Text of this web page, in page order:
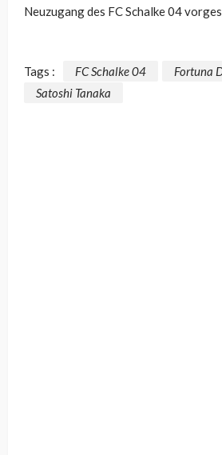
Neuzugang des FC Schalke 04
Tags : FC Schalke 04
Fortuna
Satoshi Tanaka